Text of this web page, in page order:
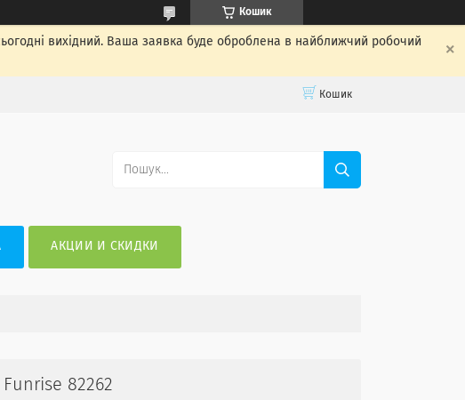
Кошик
вихідний. Ваша заявка буде оброблена в найближчий робочий
Кошик
АКЦИИ И СКИДКИ
82262